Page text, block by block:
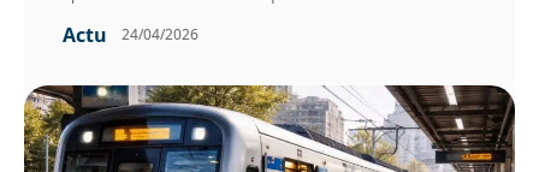
Actu 24/04/2026